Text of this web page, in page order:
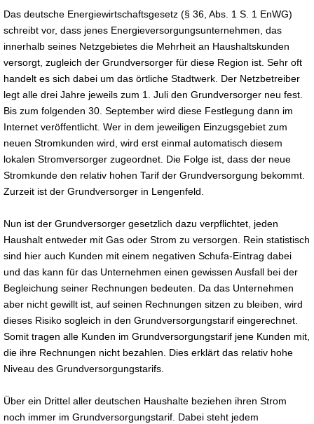
Das deutsche Energiewirtschaftsgesetz (§ 36, Abs. 1 S. 1 EnWG)
schreibt vor, dass jenes Energieversorgungsunternehmen, das
innerhalb seines Netzgebietes die Mehrheit an Haushaltskunden
versorgt, zugleich der Grundversorger für diese Region ist. Sehr oft
handelt es sich dabei um das örtliche Stadtwerk. Der Netzbetreiber
legt alle drei Jahre jeweils zum 1. Juli den Grundversorger neu fest.
Bis zum folgenden 30. September wird diese Festlegung dann im
Internet veröffentlicht. Wer in dem jeweiligen Einzugsgebiet zum
neuen Stromkunden wird, wird erst einmal automatisch diesem
lokalen Stromversorger zugeordnet. Die Folge ist, dass der neue
Stromkunde den relativ hohen Tarif der Grundversorgung bekommt.
Zurzeit ist der Grundversorger in Lengenfeld.
Nun ist der Grundversorger gesetzlich dazu verpflichtet, jeden
Haushalt entweder mit Gas oder Strom zu versorgen. Rein statistisch
sind hier auch Kunden mit einem negativen Schufa-Eintrag dabei
und das kann für das Unternehmen einen gewissen Ausfall bei der
Begleichung seiner Rechnungen bedeuten. Da das Unternehmen
aber nicht gewillt ist, auf seinen Rechnungen sitzen zu bleiben, wird
dieses Risiko sogleich in den Grundversorgungstarif eingerechnet.
Somit tragen alle Kunden im Grundversorgungstarif jene Kunden mit,
die ihre Rechnungen nicht bezahlen. Dies erklärt das relativ hohe
Niveau des Grundversorgungstarifs.
Über ein Drittel aller deutschen Haushalte beziehen ihren Strom
noch immer im Grundversorgungstarif. Dabei steht jedem